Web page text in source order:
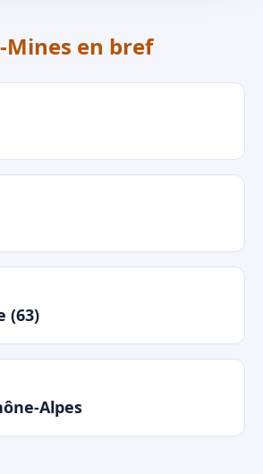
Mines en bref
(63)
Alpes